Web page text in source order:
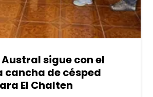
sigue con el
cancha de césped
El Chalten